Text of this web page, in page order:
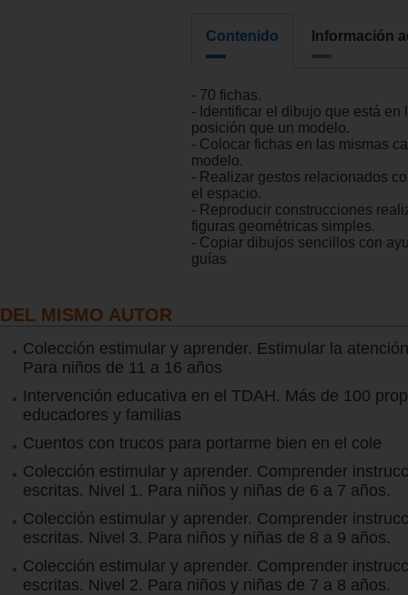
Contenido Información
- 70 fichas.
- Identificar el dibujo que está en
posición que un modelo.
- Colocar fichas en las mismas
modelo.
- Realizar gestos relacionados
el espacio.
- Reproducir construcciones
figuras geométricas simples.
- Copiar dibujos sencillos con
guías
DEL MISMO AUTOR
Colección estimular y aprender. Estimular la
Para niños de 11 a 16 años
Intervención educativa en el TDAH. Más de 100
educadores y familias
Cuentos con trucos para portarme bien en el cole
Colección estimular y aprender. Comprender
escritas. Nivel 1. Para niños y niñas de 6 a 7 años.
Colección estimular y aprender. Comprender
escritas. Nivel 3. Para niños y niñas de 8 a 9 años.
Colección estimular y aprender. Comprender
escritas. Nivel 2. Para niños y niñas de 7 a 8 años.